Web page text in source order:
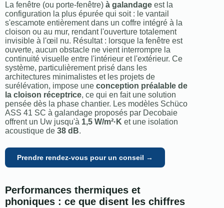
La fenêtre (ou porte-fenêtre) à galandage est la
configuration la plus épurée qui soit : le vantail
s'escamote entièrement dans un coffre intégré à la
cloison ou au mur, rendant l'ouverture totalement
invisible à l'œil nu. Résultat : lorsque la fenêtre est
ouverte, aucun obstacle ne vient interrompre la
continuité visuelle entre l'intérieur et l'extérieur. Ce
système, particulièrement prisé dans les
architectures minimalistes et les projets de
surélévation, impose une conception préalable de
la cloison réceptrice, ce qui en fait une solution
pensée dès la phase chantier. Les modèles Schüco
ASS 41 SC à galandage proposés par Decobaie
offrent un Uw jusqu'à 1,5 W/m²·K et une isolation
acoustique de 38 dB.
Prendre rendez-vous pour un conseil →
Performances thermiques et
phoniques : ce que disent les chiffres